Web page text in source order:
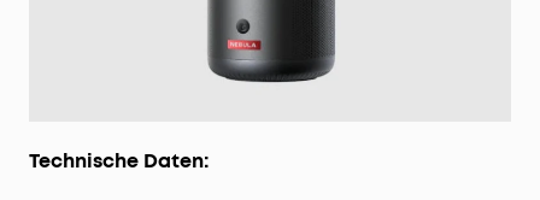
Technische Daten: